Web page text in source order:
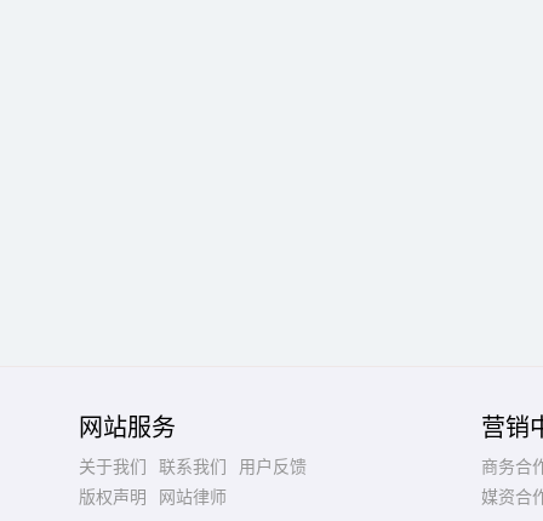
网站服务
关于我们 联系我们
用户反馈
版权声明
网站律师
营销
商务合
媒资合